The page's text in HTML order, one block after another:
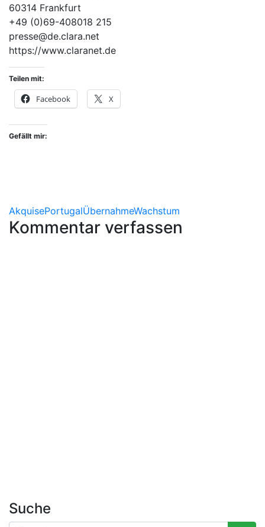
60314 Frankfurt
+49 (0)69-408018 215
presse@de.clara.net
https://www.claranet.de
Teilen mit:
Facebook X
Gefällt mir:
AkquisePortugalÜbernahmeWachstum
Kommentar verfassen
Suche